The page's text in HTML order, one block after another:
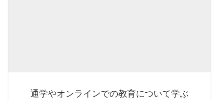
通学やオンラインでの教育について学ぶ